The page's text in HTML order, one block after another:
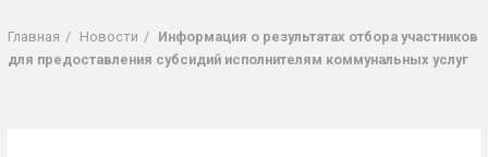
Строка
Главная / Новости /
Информация о результатах отбора участников
для предоставления субсидий исполнителям коммунальных услуг